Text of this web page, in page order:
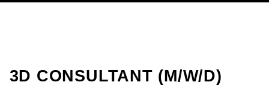
3D CONSULTANT (M/W/D)